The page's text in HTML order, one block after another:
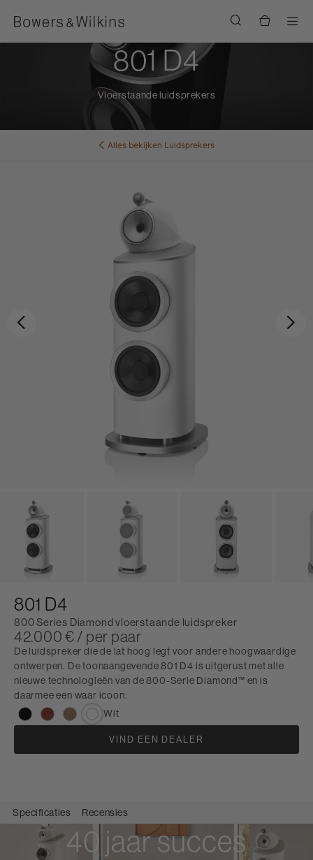
801 D4
Vloerstaande luidsprekers
Alles bekijken Luidsprekers
801 D4
800 Series Diamond vloerstaande luidspreker
42.000 € / per paar
De luidspreker die de lat hoog legt voor andere hoogwaardige
ontwerpen. De toonaangevende 801 D4 is uitgerust met alle
nieuwe technologieën van de 800-Serie Diamond™ en is
daarmee een waar icoon.
Wit
VIND EEN DEALER
Specificaties Recensies
40 jaar succes